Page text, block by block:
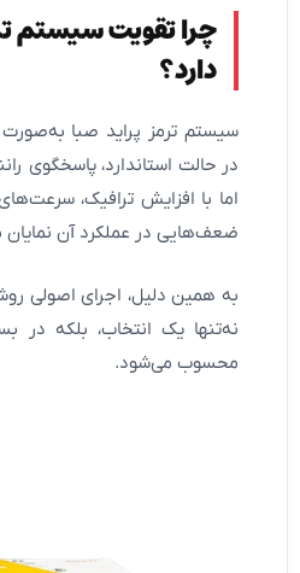
چرا تقویت سیستم
دارد؟
سیستم ترمز پراید صبا
در حالت استاندارد، پاسخگوی
اما با افزایش ترافیک، سرعت‌های
ضعف‌هایی در عملکرد آن
به همین دلیل، اجرای اصولی
نه‌تنها یک انتخاب، بلکه در
محسوب می‌شود.